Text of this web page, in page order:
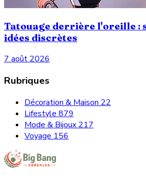
Tatouage derrière l'oreille :
idées discrètes
7 août 2026
Rubriques
Décoration & Maison 22
Lifestyle 879
Mode & Bijoux 217
Voyage 156